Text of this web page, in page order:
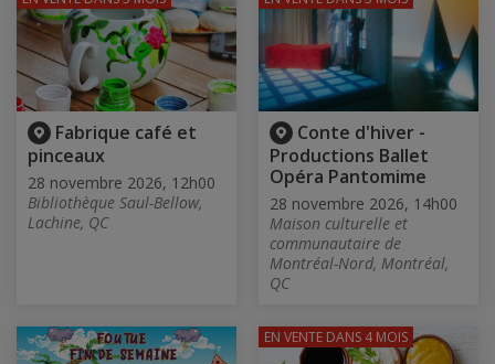
Fabrique café et
pinceaux
28 novembre 2026, 12h00
Bibliothèque Saul-Bellow,
Lachine, QC
Conte d'hiver -
Productions Ballet
Opéra Pantomime
28 novembre 2026, 14h00
Maison culturelle et
communautaire de
Montréal-Nord, Montréal,
QC
EN VENTE DANS 4 MOIS